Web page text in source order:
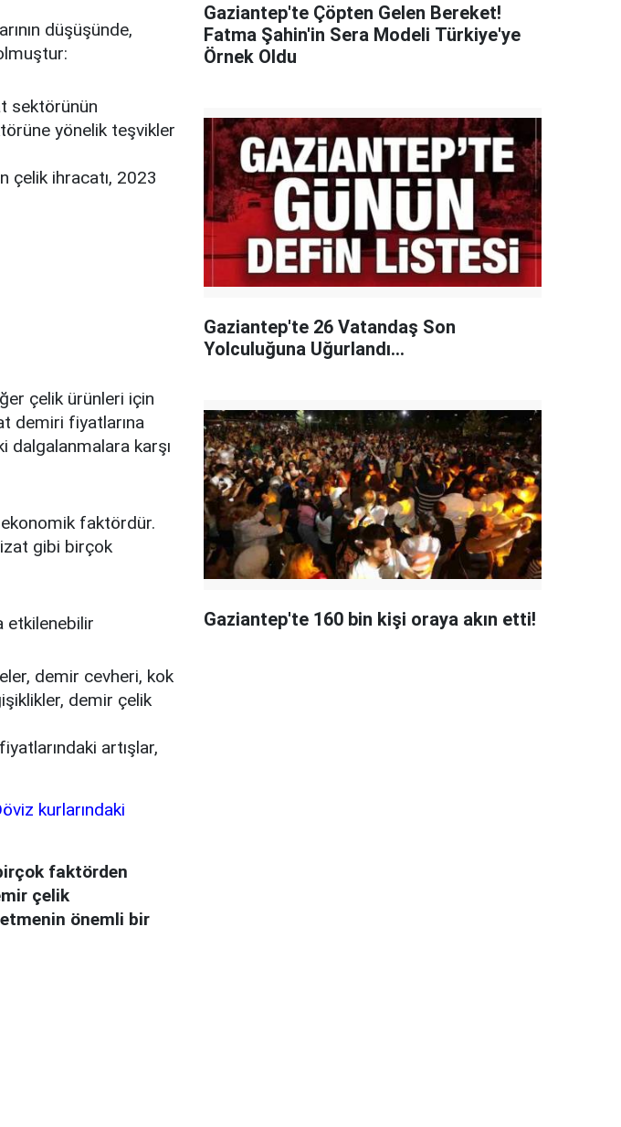
düşüşünde,
sektörünün
yönelik teşvikler
çelik ihracatı, 2023
çelik ürünleri için
demiri fiyatlarına
dalgalanmalara karşı
faktördür.
gibi birçok
etkilenebilir
demir cevheri, kok
demir çelik
artışlar,
kurlarındaki
faktörden
çelik
önemli bir
Gaziantep'te Çöpten Gelen Bereket!
Fatma Şahin'in Sera Modeli Türkiye'ye
Örnek Oldu
Gaziantep'te 26 Vatandaş Son
Yolculuğuna Uğurlandı...
Gaziantep'te 160 bin kişi oraya akın etti!